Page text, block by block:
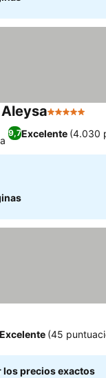
5 Estrellas
9,7Excelente (4.030
(45
los precios exactos